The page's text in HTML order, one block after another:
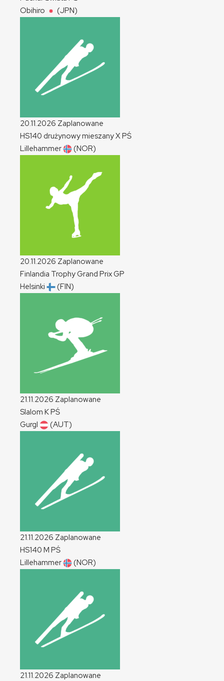
Obihiro
(JPN)
20.11.2026 Zaplanowane
HS140 drużynowy mieszanyXPŚ
Lillehammer
(NOR)
20.11.2026 Zaplanowane
Finlandia Trophy Grand PrixGP
Helsinki
(FIN)
21.11.2026 Zaplanowane
Slalom KPŚ
Gurgl
(AUT)
21.11.2026 Zaplanowane
HS140 M PŚ
Lillehammer
(NOR)
21.11.2026 Zaplanowane